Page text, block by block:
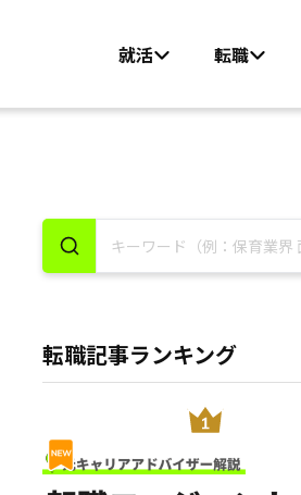
就活 転職
転職記事ランキング